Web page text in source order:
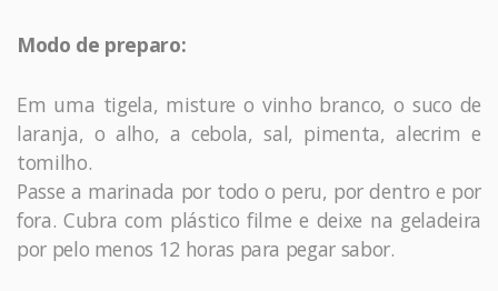
Modo de preparo:
Em uma tigela, misture o vinho branco, o suco de
laranja, o alho, a cebola, sal, pimenta, alecrim e
tomilho.
Passe a marinada por todo o peru, por dentro e por
fora. Cubra com plástico filme e deixe na geladeira
por pelo menos 12 horas para pegar sabor.